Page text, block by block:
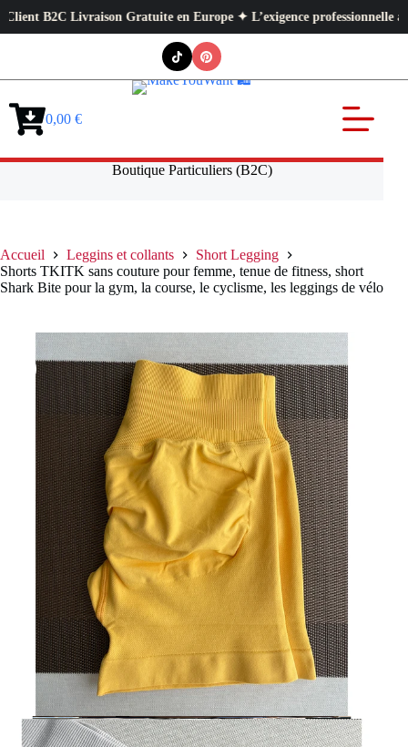
Livraison Gratuite en Europe ✦ L’exigence professionnelle au
Panier0,00 €
Boutique Particuliers (B2C)
Accueil Leggins et collants
Short Legging
Shorts TKITK sans couture pour femme, tenue de fitness, short
Shark Bite pour la gym, la course, le cyclisme, les leggings de vélo